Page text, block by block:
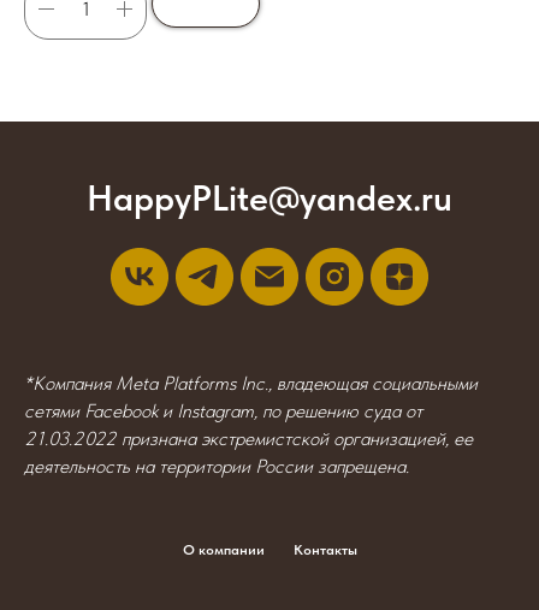
HappyPLite@yandex.ru
*Компания Meta Platforms Inc., владеющая социальными
сетями Facebook и Instagram, по решению суда от
21.03.2022 признана экстремистской организацией, ее
деятельность на территории России запрещена.
О компании Контакты